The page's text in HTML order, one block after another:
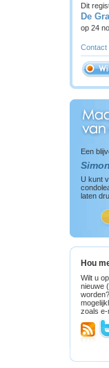
Dit
De
op 24
Contact
Een
U kunt
laten
Hou
Wilt u
nieuwe
zoals e-